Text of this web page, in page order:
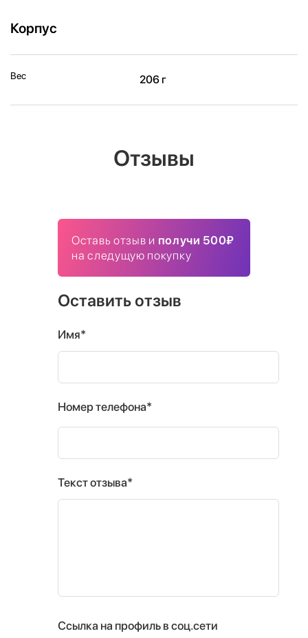
Корпус
Вес 206 г
Отзывы
Оставь отзыв и получи 500₽
на следущую покупку
Оставить отзыв
Имя*
Номер телефона*
Текст отзыва*
Ссылка на профиль в соц.сети